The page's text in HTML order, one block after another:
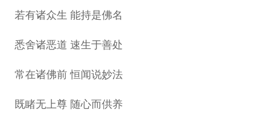
若有诸众生 能持是佛名
悉舍诸恶道 速生于善处
常在诸佛前 恒闻说妙法
既睹无上尊 随心而供养